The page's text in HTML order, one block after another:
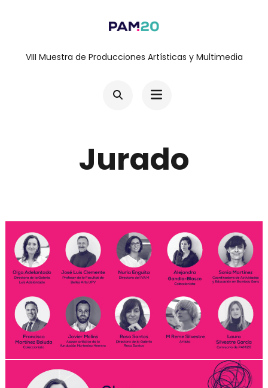
contenido
VIII Muestra de Producciones Artísticas y Multimedia
Jurado